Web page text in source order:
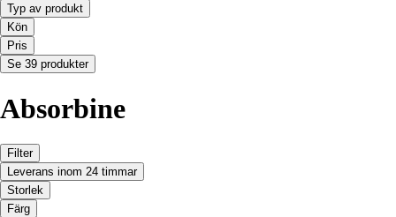
Typ av produkt
Kön
Pris
Se 39 produkter
Absorbine
Filter
Leverans inom 24 timmar
Storlek
Färg